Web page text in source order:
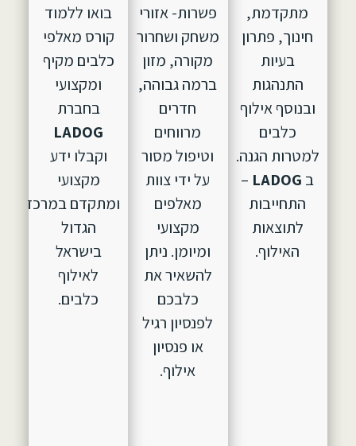
מתקדמת,
חינוך, פתרון
בעיות
התנהגות
ובנוסף אילוף
כלבים
למטרות הגנה.
ב LADOG
–
התחייבות
לתוצאות
האילוף.
פשרות- אזורי
משחק ושחרור
מקורה, מזון
ברמה גבוהה,
חדרים
מרווחים
וטיפול מסור
על ידי צוות
מאלפים
מקצועי
ומיומן. ניתן
להשאיר את
כלבכם
לפנסיון רגיל
או פנסיון
אילוף.
בואו ללמוד
קורס מאלפי
כלבים מקיף
ומקצועי
בחברת
LADOG
וקבלו ידע
מקצועי
ומתקדם במרכז
הגדול
בישראל
לאילוף
כלבים.